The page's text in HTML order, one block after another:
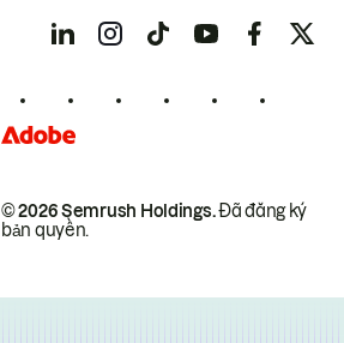
© 2026 Semrush Holdings.Đã đăng ký
bản quyền.